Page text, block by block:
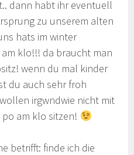
dann habt ihr eventuell
zu unserem alten
hats im winter
klo!!! da braucht man
wenn du mal kinder
du auch sehr froh
irgwndwie nicht mit
am klo sitzen!
betrifft: finde ich die